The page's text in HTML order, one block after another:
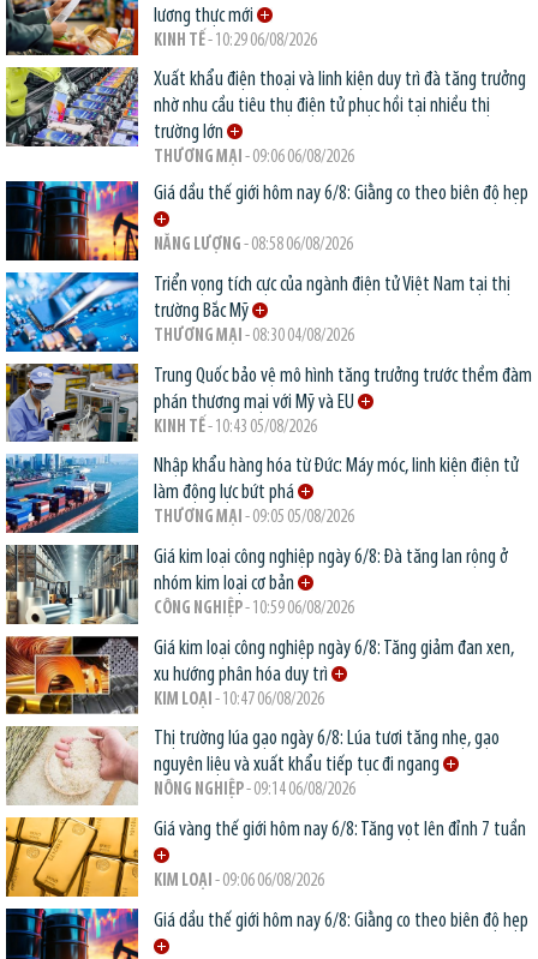
lương thực mới
KINH TẾ- 10:29 06/08/2026
Xuất khẩu điện thoại và linh kiện duy trì đà tăng trưởng
nhờ nhu cầu tiêu thụ điện tử phục hồi tại nhiều thị
trường lớn
THƯƠNG MẠI - 09:06 06/08/2026
Giá dầu thế giới hôm nay 6/8: Giằng co theo biên độ hẹp
NĂNG LƯỢNG - 08:58 06/08/2026
Triển vọng tích cực của ngành điện tử Việt Nam tại thị
trường Bắc Mỹ
THƯƠNG MẠI - 08:30 04/08/2026
Trung Quốc bảo vệ mô hình tăng trưởng trước thềm đàm
phán thương mại với Mỹ và EU
KINH TẾ- 10:43 05/08/2026
Nhập khẩu hàng hóa từ Đức: Máy móc, linh kiện điện tử
làm động lực bứt phá
THƯƠNG MẠI - 09:05 05/08/2026
Giá kim loại công nghiệp ngày 6/8: Đà tăng lan rộng ở
nhóm kim loại cơ bản
CÔNG NGHIỆP- 10:59 06/08/2026
Giá kim loại công nghiệp ngày 6/8: Tăng giảm đan xen,
xu hướng phân hóa duy trì
KIM LOẠI - 10:47 06/08/2026
Thị trường lúa gạo ngày 6/8: Lúa tươi tăng nhẹ, gạo
nguyên liệu và xuất khẩu tiếp tục đi ngang
NÔNG NGHIỆP- 09:14 06/08/2026
Giá vàng thế giới hôm nay 6/8: Tăng vọt lên đỉnh 7 tuần
KIM LOẠI - 09:06 06/08/2026
Giá dầu thế giới hôm nay 6/8: Giằng co theo biên độ hẹp